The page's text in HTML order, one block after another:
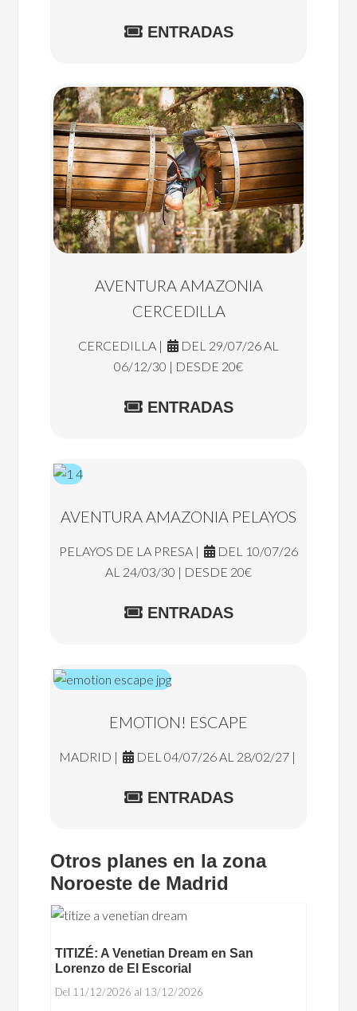
ENTRADAS
AVENTURA AMAZONIA
CERCEDILLA
CERCEDILLA |
DEL 29/07/26 AL
06/12/30 | DESDE 20€
ENTRADAS
AVENTURA AMAZONIA PELAYOS
PELAYOS DE LA PRESA |
DEL 10/07/26
AL 24/03/30 | DESDE 20€
ENTRADAS
EMOTION! ESCAPE
MADRID | DEL 04/07/26 AL 28/02/27 |
ENTRADAS
Otros planes en la zona
Noroeste de Madrid
TITIZÉ: A Venetian Dream en San
Lorenzo de El Escorial
Del 11/12/2026 al 13/12/2026